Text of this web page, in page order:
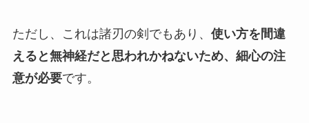
ただし、これは諸刃の剣でもあり、 使い方を間違
えると無神経だと思われかねないため、細心の注
意が必要です。